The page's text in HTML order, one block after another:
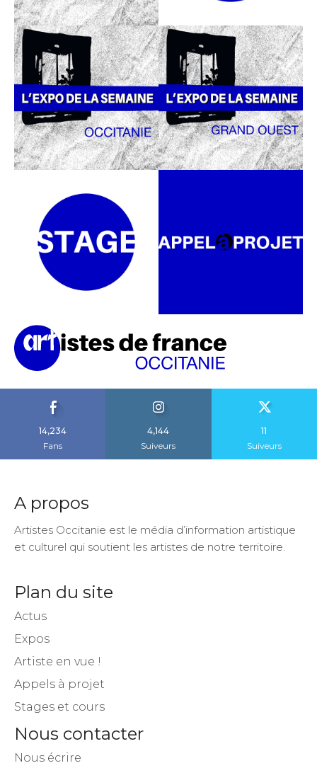
14,234
Fans
4,144
Suiveurs
11
Suiveurs
A propos
Artistes Occitanie est le média d’information artistique
et culturel qui soutient les artistes de notre territoire.
Plan du site
Actus
Expos
Artiste en vue !
Appels à projet
Stages et cours
Nous contacter
Nous écrire